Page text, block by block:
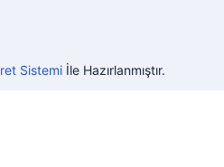
Sistemiİle Hazırlanmıştır.